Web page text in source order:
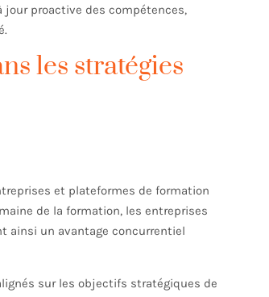
proactive des compétences,
les stratégies
et plateformes de formation
de la formation, les entreprises
ainsi un avantage concurrentiel
sur les objectifs stratégiques de